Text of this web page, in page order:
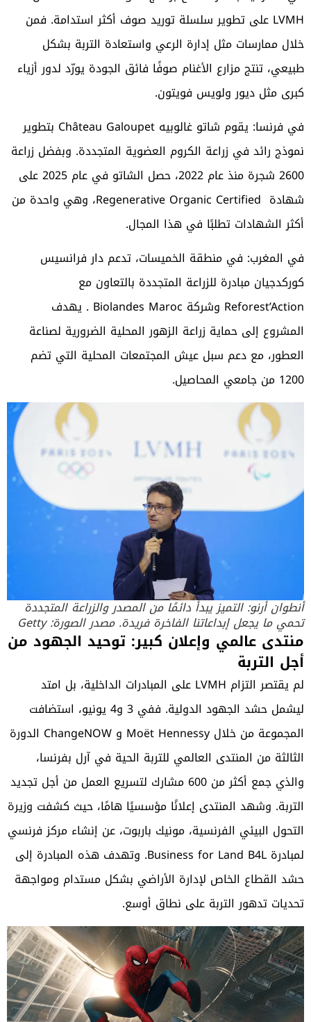
LVMH على تطوير سلسلة توريد صوف أكثر استدامة. فمن
خلال ممارسات مثل إدارة الرعي واستعادة التربة بشكل
طبيعي، تنتج مزارع الأغنام صوفًا فائق الجودة يورّد لدور أزياء
كبرى مثل ديور ولويس فويتون.
في فرنسا: يقوم شاتو غالوبيه Château Galoupet بتطوير
نموذج رائد في زراعة الكروم العضوية المتجددة. وبفضل زراعة
2600 شجرة منذ عام 2022، حصل الشاتو في عام 2025 على
شهادة Regenerative Organic Certified، وهي واحدة من
أكثر الشهادات تطلبًا في هذا المجال.
في المغرب: في منطقة الخميسات، تدعم دار فرانسيس
كوركدجيان مبادرة للزراعة المتجددة بالتعاون مع
Reforest’Action وشركة Biolandes Maroc . يهدف
المشروع إلى حماية زراعة الزهور المحلية الضرورية لصناعة
العطور، مع دعم سبل عيش المجتمعات المحلية التي تضم
1200 من جامعي المحاصيل.
أنطوان أرنو: التميز يبدأ دائمًا من المصدر والزراعة المتجددة
تحمي ما يجعل إبداعاتنا الفاخرة فريدة. مصدر الصورة: Getty
منتدى عالمي وإعلان كبير: توحيد الجهود من
أجل التربة
لم يقتصر التزام LVMH على المبادرات الداخلية، بل امتد
ليشمل حشد الجهود الدولية. ففي 3 و4 يونيو، استضافت
المجموعة من خلال Moët Hennessy و ChangeNOW الدورة
الثالثة من المنتدى العالمي للتربة الحية في آرل بفرنسا،
والذي جمع أكثر من 600 مشارك لتسريع العمل من أجل تجديد
التربة. وشهد المنتدى إعلانًا مؤسسيًا هامًا، حيث كشفت وزيرة
التحول البيئي الفرنسية، مونيك باربوت، عن إنشاء مركز فرنسي
لمبادرة Business for Land B4L. وتهدف هذه المبادرة إلى
حشد القطاع الخاص لإدارة الأراضي بشكل مستدام ومواجهة
تحديات تدهور التربة على نطاق أوسع.